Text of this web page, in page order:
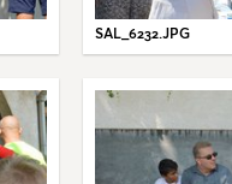
SAL_6232.JPG